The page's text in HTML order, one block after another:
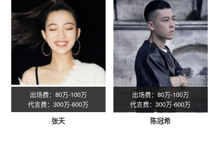
出场费：80万-100万
代言费：300万-600万
张天
出场费：80万-100万
代言费：300万-600万
陈冠希